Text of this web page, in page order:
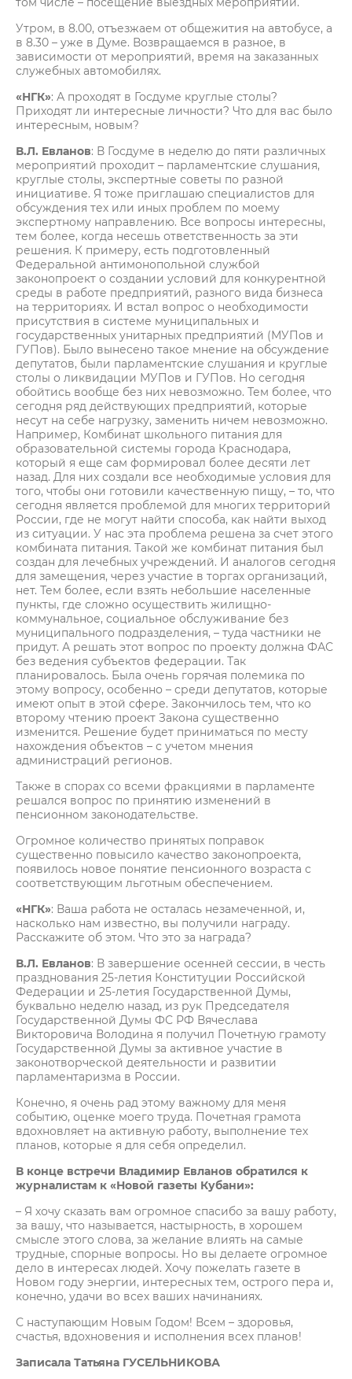
Утром, в 8.00, отъезжаем от общежития на автобусе, а
в 8.30 – уже в Думе. Возвращаемся в разное, в
зависимости от мероприятий, время на заказанных
служебных автомобилях.
«НГК»: А проходят в Госдуме круглые столы?
Приходят ли интересные личности? Что для вас было
интересным, новым?
В.Л. Евланов: В Госдуме в неделю до пяти различных
мероприятий проходит – парламентские слушания,
круглые столы, экспертные советы по разной
инициативе. Я тоже приглашаю специалистов для
обсуждения тех или иных проблем по моему
экспертному направлению. Все вопросы интересны,
тем более, когда несешь ответственность за эти
решения. К примеру, есть подготовленный
Федеральной антимонопольной службой
законопроект о создании условий для конкурентной
среды в работе предприятий, разного вида бизнеса
на территориях. И встал вопрос о необходимости
присутствия в системе муниципальных и
государственных унитарных предприятий (МУПов и
ГУПов). Было вынесено такое мнение на обсуждение
депутатов, были парламентские слушания и круглые
столы о ликвидации МУПов и ГУПов. Но сегодня
обойтись вообще без них невозможно. Тем более, что
сегодня ряд действующих предприятий, которые
несут на себе нагрузку, заменить ничем невозможно.
Например, Комбинат школьного питания для
образовательной системы города Краснодара,
который я еще сам формировал более десяти лет
назад. Для них создали все необходимые условия для
того, чтобы они готовили качественную пищу, – то, что
сегодня является проблемой для многих территорий
России, где не могут найти способа, как найти выход
из ситуации. У нас эта проблема решена за счет этого
комбината питания. Такой же комбинат питания был
создан для лечебных учреждений. И аналогов сегодня
для замещения, через участие в торгах организаций,
нет. Тем более, если взять небольшие населенные
пункты, где сложно осуществить жилищно-
коммунальное, социальное обслуживание без
муниципального подразделения, – туда частники не
придут. А решать этот вопрос по проекту должна ФАС
без ведения субъектов федерации. Так
планировалось. Была очень горячая полемика по
этому вопросу, особенно – среди депутатов, которые
имеют опыт в этой сфере. Закончилось тем, что ко
второму чтению проект Закона существенно
изменится. Решение будет приниматься по месту
нахождения объектов – с учетом мнения
администраций регионов.
Также в спорах со всеми фракциями в парламенте
решался вопрос по принятию изменений в
пенсионном законодательстве.
Огромное количество принятых поправок
существенно повысило качество законопроекта,
появилось новое понятие пенсионного возраста с
соответствующим льготным обеспечением.
«НГК»: Ваша работа не осталась незамеченной, и,
насколько нам известно, вы получили награду.
Расскажите об этом. Что это за награда?
В.Л. Евланов: В завершение осенней сессии, в честь
празднования 25-летия Конституции Российской
Федерации и 25-летия Государственной Думы,
буквально неделю назад, из рук Председателя
Государственной Думы ФС РФ Вячеслава
Викторовича Володина я получил Почетную грамоту
Государственной Думы за активное участие в
законотворческой деятельности и развитии
парламентаризма в России.
Конечно, я очень рад этому важному для меня
событию, оценке моего труда. Почетная грамота
вдохновляет на активную работу, выполнение тех
планов, которые я для себя определил.
В конце встречи Владимир Евланов обратился к
журналистам к «Новой газеты Кубани»:
– Я хочу сказать вам огромное спасибо за вашу работу,
за вашу, что называется, настырность, в хорошем
смысле этого слова, за желание влиять на самые
трудные, спорные вопросы. Но вы делаете огромное
дело в интересах людей. Хочу пожелать газете в
Новом году энергии, интересных тем, острого пера и,
конечно, удачи во всех ваших начинаниях.
С наступающим Новым Годом! Всем – здоровья,
счастья, вдохновения и исполнения всех планов!
Записала Татьяна ГУСЕЛЬНИКОВА